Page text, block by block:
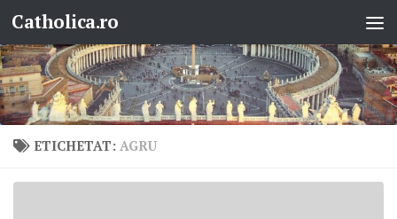
Skip to content
Catholica.ro
ETICHETAT: AGRU